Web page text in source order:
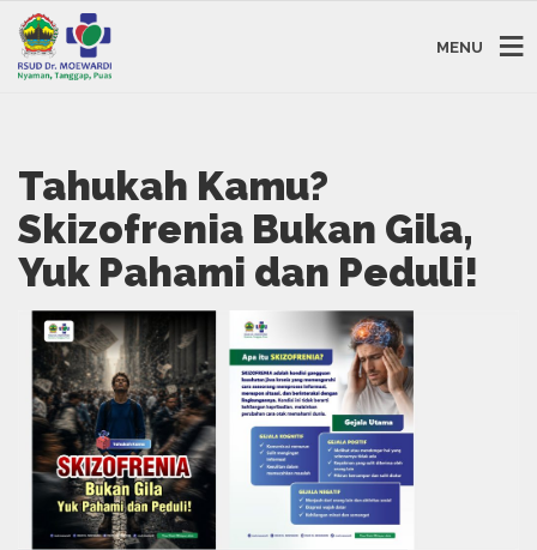
MENU
Tahukah Kamu?
Skizofrenia Bukan Gila,
Yuk Pahami dan Peduli!